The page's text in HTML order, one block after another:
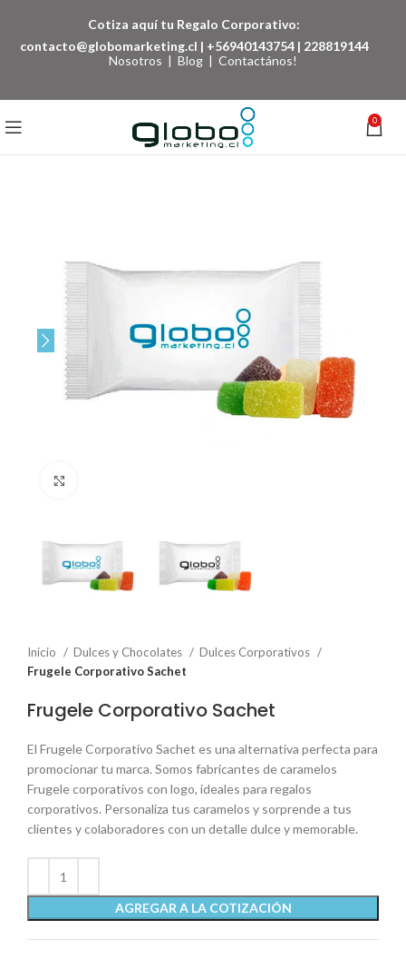
Cotiza aquí tu Regalo Corporativo:
contacto@globomarketing.cl | +56940143754 | 228819144
Nosotros | Blog | Contactános!
0
Inicio Dulces y Chocolates
Dulces Corporativos
Frugele Corporativo Sachet
Frugele Corporativo Sachet
El Frugele Corporativo Sachet es una alternativa perfecta para
promocionar tu marca. Somos fabricantes de caramelos
Frugele corporativos con logo, ideales para regalos
corporativos. Personaliza tus caramelos y sorprende a tus
clientes y colaboradores con un detalle dulce y memorable.
AGREGAR A LA COTIZACIÓN